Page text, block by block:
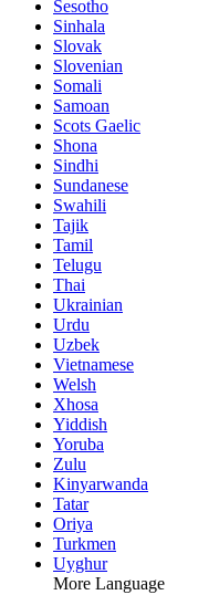
Sesotho
Sinhala
Slovak
Slovenian
Somali
Samoan
Scots Gaelic
Shona
Sindhi
Sundanese
Swahili
Tajik
Tamil
Telugu
Thai
Ukrainian
Urdu
Uzbek
Vietnamese
Welsh
Xhosa
Yiddish
Yoruba
Zulu
Kinyarwanda
Tatar
Oriya
Turkmen
Uyghur
More Language